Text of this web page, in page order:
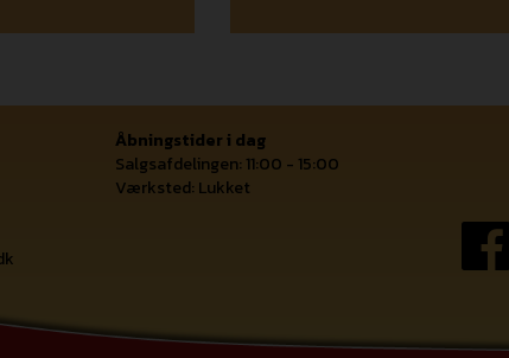
Åbningstider i dag
Salgsafdelingen: 11:00 - 15:00
Værksted: Lukket